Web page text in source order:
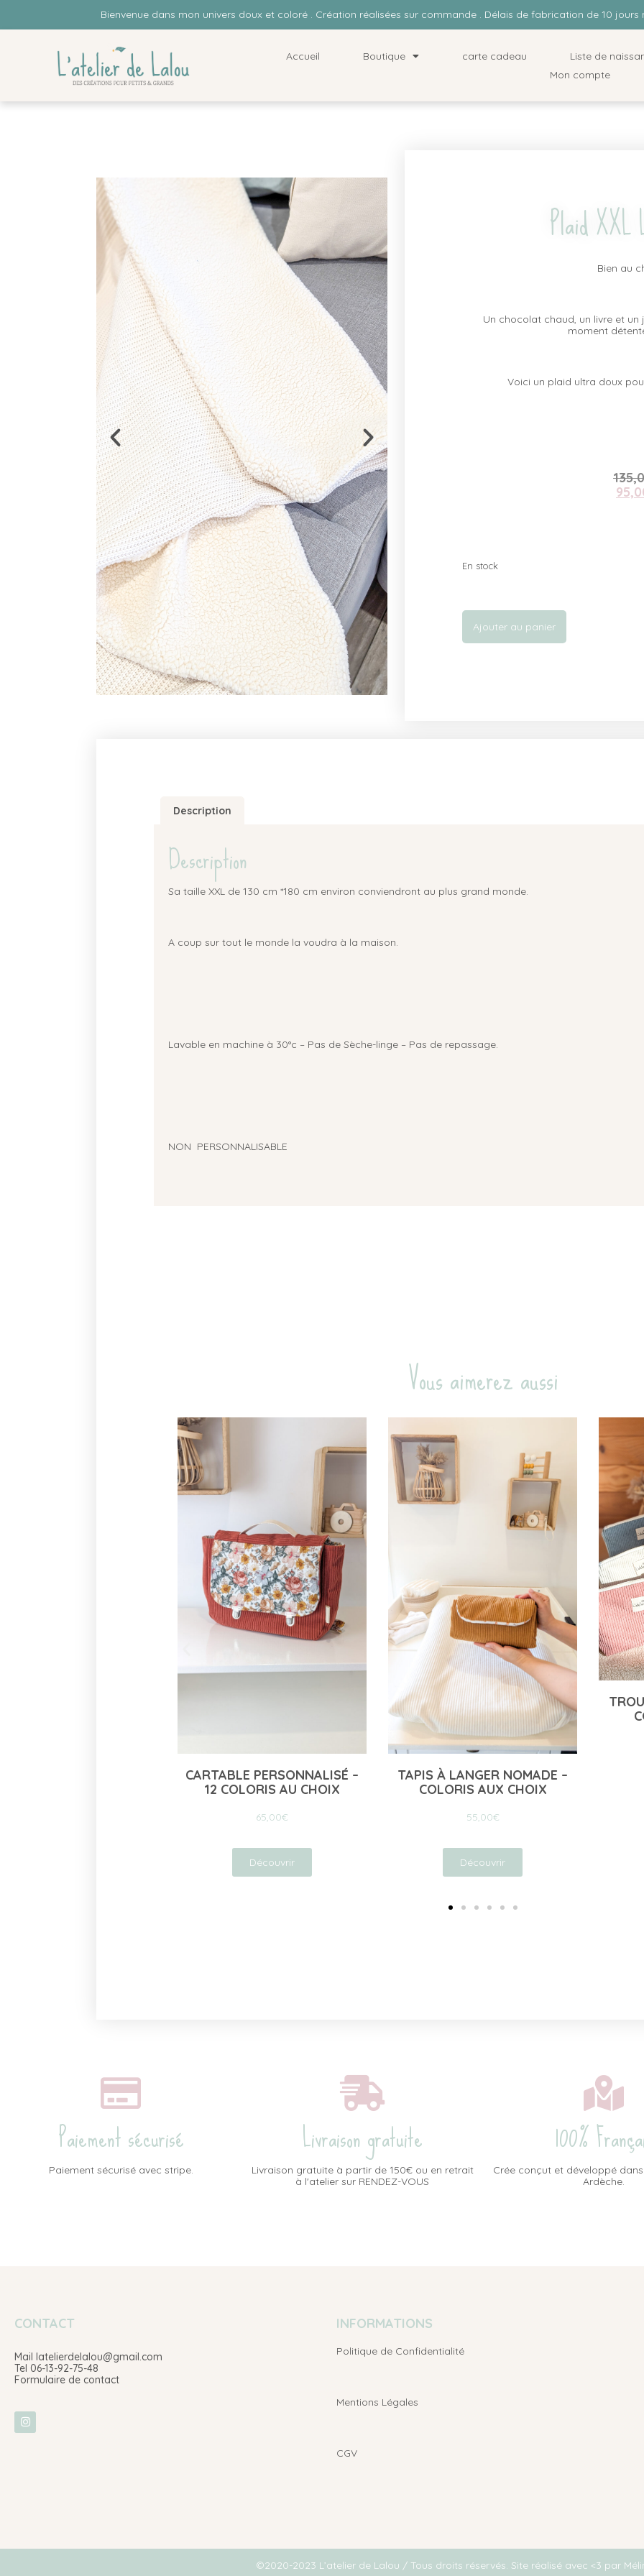
Bienvenue dans mon univers doux et coloré . Création réalisées sur commande . Délais de fabrication de 10
Accueil Boutique carte cadeau Liste de
Mon compte
Plaid
Bien au
Un chocolat chaud, un livre et
moment
Voici un plaid ultra doux
En stock
Ajouter au panier
Description
Description
Sa taille XXL de 130 cm *180 cm environ conviendront au plus grand monde.
A coup sur tout le monde la voudra à la maison.
Lavable en machine à 30°c – Pas de Sèche-linge – Pas de repassage.
NON PERSONNALISABLE
Vous aimerez aussi
TAPIS À LANGER NOMADE –
COLORIS AUX CHOIX
55,00
Découvrir
TROUSSE DE TOILETTE – 11
COLORIS AU CHOIX
23,00€
Découvrir
Paiement sécurisé
Paiement sécurisé avec stripe.
Livraison gratuite
Livraison gratuite à partir de 150€ ou en retrait
à l'atelier sur RENDEZ-VOUS
100%
Crée conçut et développé
Ardèche.
CONTACT
Mail latelierdelalou@gmail.com
Tel 06-13-92-75-48
Formulaire de contact
INFORMATIONS
Politique de Confidentialité
Mentions Légales
CGV
©2020-2023 L’atelier de Lalou / Tous droits réservés. Site réalisé avec <3 par Mé